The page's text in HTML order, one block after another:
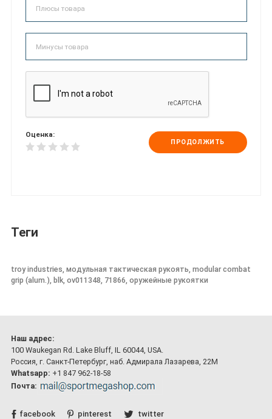
Оценка:
ПРОДОЛЖИТЬ
Теги
troy industries, модульная тактическая рукоять, modular combat
grip (alum.), blk, ov011348, 71866, оружейные рукоятки
Наш адрес:
100 Waukegan Rd. Lake Bluff, IL 60044, USA.
Россия, г. Санкт-Петербург, наб. Адмирала Лазарева, 22М
Whatsapp: +1 847 962-18-58
Почта:
facebook pinterest twitter